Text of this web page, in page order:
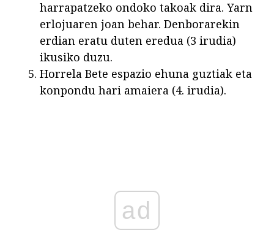
harrapatzeko ondoko takoak dira. Yarn
erlojuaren joan behar. Denborarekin
erdian eratu duten eredua (3 irudia)
ikusiko duzu.
Horrela Bete espazio ehuna guztiak eta
konpondu hari amaiera (4. irudia).
ad